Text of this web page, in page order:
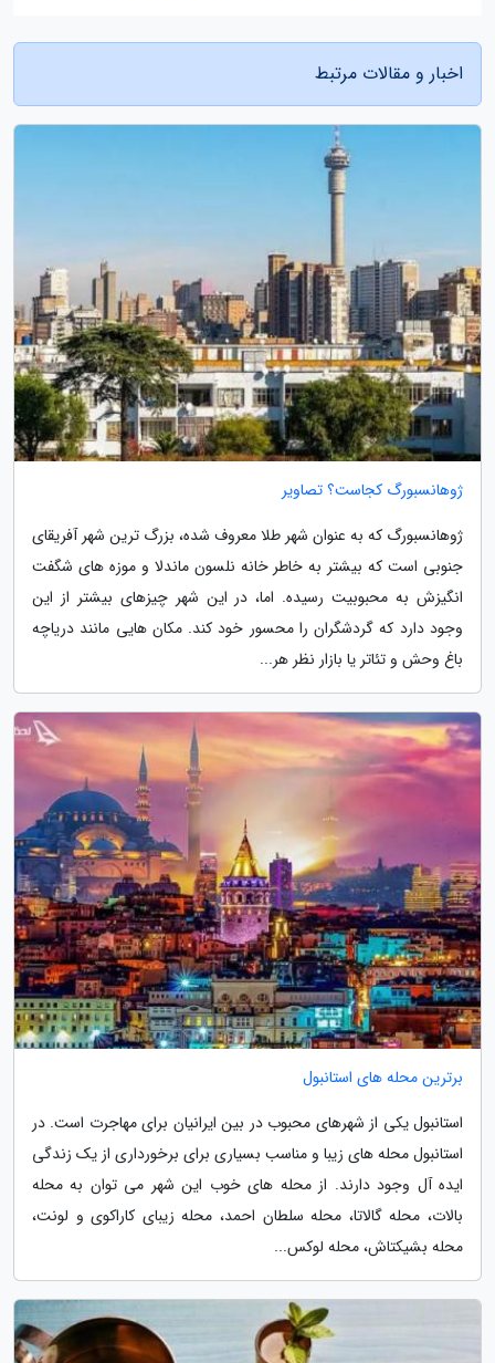
اخبار و مقالات مرتبط
ژوهانسبورگ کجاست؟ تصاویر
ژوهانسبورگ که به عنوان شهر طلا معروف شده، بزرگ ترین شهر آفریقای
جنوبی است که بیشتر به خاطر خانه نلسون ماندلا و موزه های شگفت
انگیزش به محبوبیت رسیده. اما، در این شهر چیزهای بیشتر از این
وجود دارد که گردشگران را محسور خود کند. مکان هایی مانند دریاچه
باغ وحش و تئاتر یا بازار نظر هر...
برترین محله های استانبول
استانبول یکی از شهرهای محبوب در بین ایرانیان برای مهاجرت است. در
استانبول محله های زیبا و مناسب بسیاری برای برخورداری از یک زندگی
ایده آل وجود دارند. از محله های خوب این شهر می توان به محله
بالات، محله گالاتا، محله سلطان احمد، محله زیبای کاراکوی و لونت،
محله بشیکتاش، محله لوکس...